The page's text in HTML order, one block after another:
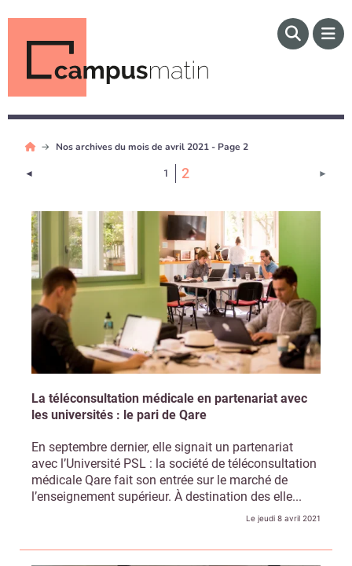
Nos archives du mois de avril 2021 - Page 2
◄ 1 2 ►
La téléconsultation médicale en partenariat avec
les universités : le pari de Qare
En septembre dernier, elle signait un partenariat
avec l’Université PSL : la société de téléconsultation
médicale Qare fait son entrée sur le marché de
l’enseignement supérieur. À destination des elle...
Le jeudi 8 avril 2021